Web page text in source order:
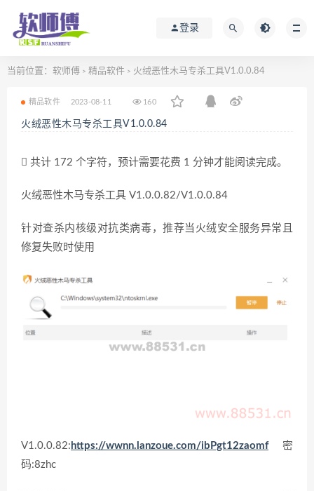
登录
当前位置： 软师傅 > 精品软件 > 火绒恶性木马专杀工具V1.0.0.84
精品软件 2023-08-11 160
火绒恶性木马专杀工具V1.0.0.84
共计 172 个字符，预计需要花费 1 分钟才能阅读完成。
火绒恶性木马专杀工具 V1.0.0.82/V1.0.0.84
针对查杀内核级对抗类病毒，推荐当火绒安全服务异常且
修复失败时使用
V1.0.0.82: https://wwnn.lanzoue.com/ibPgt12zaomf密
码:8zhc